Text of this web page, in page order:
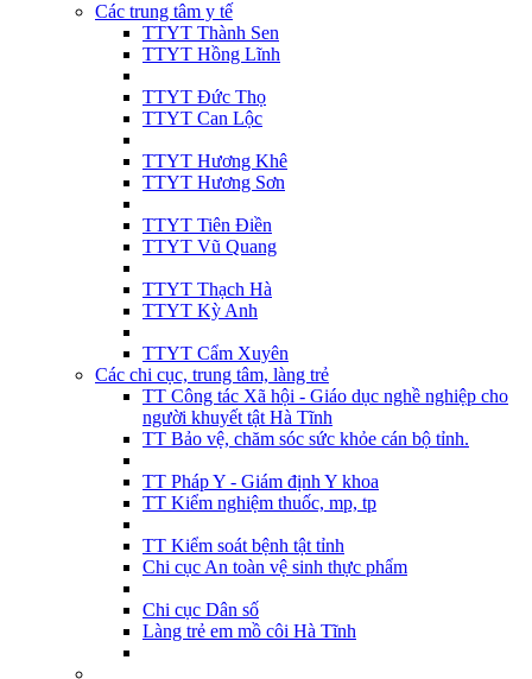
Các trung tâm y tế
TTYT Thành Sen
TTYT Hồng Lĩnh
TTYT Đức Thọ
TTYT Can Lộc
TTYT Hương Khê
TTYT Hương Sơn
TTYT Tiên Điền
TTYT Vũ Quang
TTYT Thạch Hà
TTYT Kỳ Anh
TTYT Cẩm Xuyên
Các chi cục, trung tâm, làng trẻ
TT Công tác Xã hội - Giáo dục nghề nghiệp cho
người khuyết tật Hà Tĩnh
TT Bảo vệ, chăm sóc sức khỏe cán bộ tỉnh.
TT Pháp Y - Giám định Y khoa
TT Kiểm nghiệm thuốc, mp, tp
TT Kiểm soát bệnh tật tỉnh
Chi cục An toàn vệ sinh thực phẩm
Chi cục Dân số
Làng trẻ em mồ côi Hà Tĩnh